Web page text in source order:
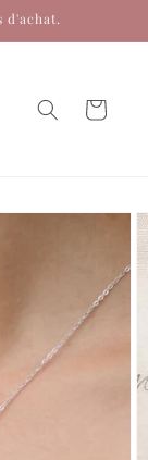
d'achat.
Panier